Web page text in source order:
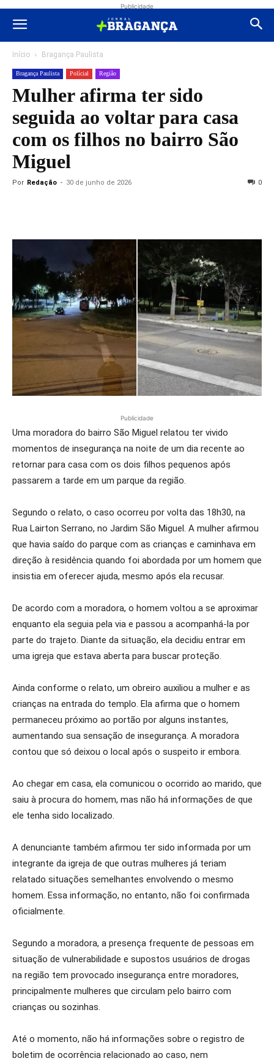
Publicidade
Início Bragança Paulista
Bragança Paulista Polícial Região
Mulher afirma ter sido
seguida ao voltar para casa
com os filhos no bairro São
Miguel
Por Redação - 30 de junho de 2026 0
Publicidade
Uma moradora do bairro São Miguel relatou ter vivido
momentos de insegurança na noite de um dia recente ao
retornar para casa com os dois filhos pequenos após
passarem a tarde em um parque da região.
Segundo o relato, o caso ocorreu por volta das 18h30, na
Rua Lairton Serrano, no Jardim São Miguel. A mulher afirmou
que havia saído do parque com as crianças e caminhava em
direção à residência quando foi abordada por um homem que
insistia em oferecer ajuda, mesmo após ela recusar.
De acordo com a moradora, o homem voltou a se aproximar
enquanto ela seguia pela via e passou a acompanhá-la por
parte do trajeto. Diante da situação, ela decidiu entrar em
uma igreja que estava aberta para buscar proteção.
Ainda conforme o relato, um obreiro auxiliou a mulher e as
crianças na entrada do templo. Ela afirma que o homem
permaneceu próximo ao portão por alguns instantes,
aumentando sua sensação de insegurança. A moradora
contou que só deixou o local após o suspeito ir embora.
Ao chegar em casa, ela comunicou o ocorrido ao marido, que
saiu à procura do homem, mas não há informações de que
ele tenha sido localizado.
A denunciante também afirmou ter sido informada por um
integrante da igreja de que outras mulheres já teriam
relatado situações semelhantes envolvendo o mesmo
homem. Essa informação, no entanto, não foi confirmada
oficialmente.
Segundo a moradora, a presença frequente de pessoas em
situação de vulnerabilidade e supostos usuários de drogas
na região tem provocado insegurança entre moradores,
principalmente mulheres que circulam pelo bairro com
crianças ou sozinhas.
Até o momento, não há informações sobre o registro de
boletim de ocorrência relacionado ao caso, nem